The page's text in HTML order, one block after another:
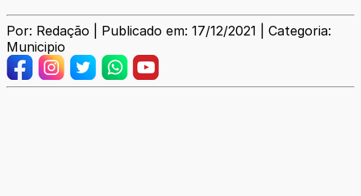
Por: Redação | Publicado em: 17/12/2021 | Categoria:
Municipio